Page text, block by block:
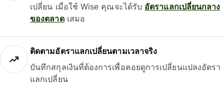
เปลี่ยน เมื่อใช้ Wise คุณจะได้รับ อัตราแลกเปลี่ยนกลาง
ของตลาดเสมอ
ติดตามอัตราแลกเปลี่ยนตามเวลาจริง
บันทึกสกุลเงินที่ต้องการเพื่อคอยดูการเปลี่ยนแปลงอัตรา
แลกเปลี่ยน